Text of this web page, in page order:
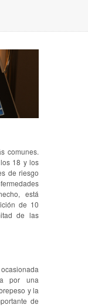
comunes.
18 y los
de riesgo
está
de 10
de las
por una
y la
de